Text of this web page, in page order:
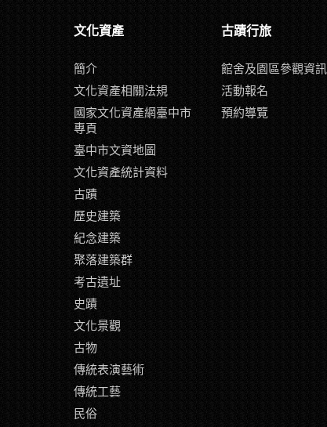
文化資產
簡介
文化資產相關法規
國家文化資產網臺中市
專頁
臺中市文資地圖
文化資產統計資料
古蹟
歷史建築
紀念建築
聚落建築群
考古遺址
史蹟
文化景觀
古物
傳統表演藝術
傳統工藝
民俗
古蹟行旅
館舍及園區參觀資訊
活動報名
預約導覽